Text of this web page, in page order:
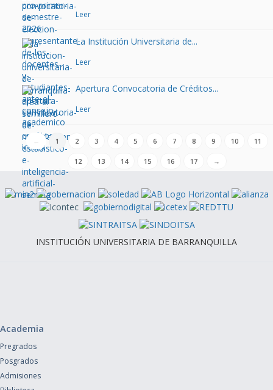
Leer
La Institución Universitaria de...
Leer
Apertura Convocatoria de Créditos...
Leer
← 1 2 3 4 5 6 7 8 9 10 11
12 13 14 15 16 17 →
INSTITUCIÓN UNIVERSITARIA DE BARRANQUILLA
Academia
Pregrados
Posgrados
Admisiones